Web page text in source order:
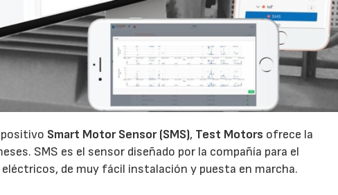
Smart Motor Sensor (SMS), Test Motors ofrece la
SMS es el sensor diseñado por la compañía para el
de muy fácil instalación y puesta en marcha.
AF26_IFM AF26_IFM